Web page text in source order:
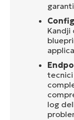
Kandji
log